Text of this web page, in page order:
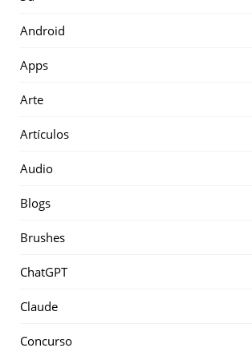
Android
Apps
Arte
Artículos
Audio
Blogs
Brushes
ChatGPT
Claude
Concurso